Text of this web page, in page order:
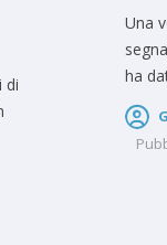
di
Una
ha